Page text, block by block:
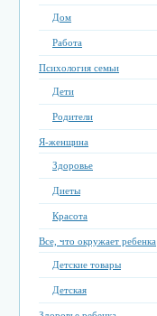
Дом
Работа
Психология семьи
Дети
Родители
Я-женщина
Здоровье
Диеты
Красота
Все, что окружает ребенка
Детские товары
Детская